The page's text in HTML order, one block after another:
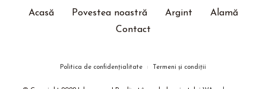
Acasă Povestea noastră Argint
Alamă
Contact
Politica de confidențialitate Termeni și condiții